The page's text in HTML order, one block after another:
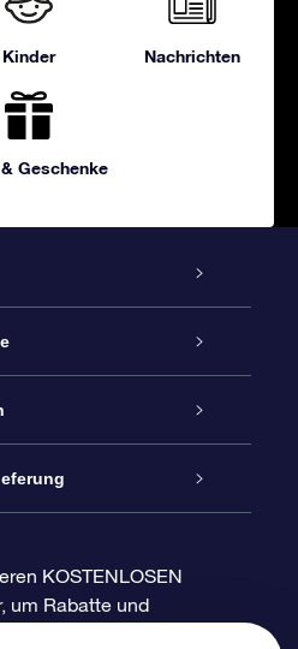
Kinder Nachrichten
Geschenke
KOSTENLOSEN
um Rabatte und